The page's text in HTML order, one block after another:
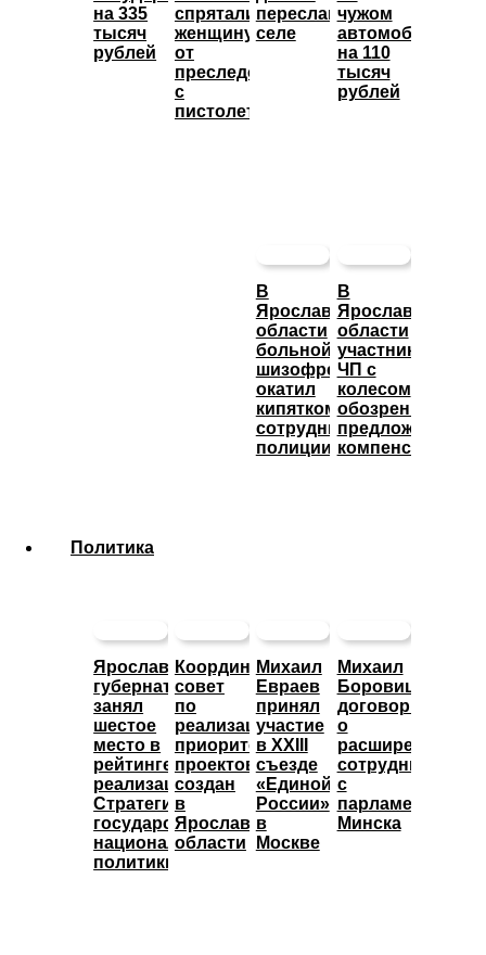
на 335
тысяч
рублей
спрятали
женщину
от
преследователя
с
пистолетом
переславском
селе
чужом
автомобиле
на 110
тысяч
рублей
В
Ярославской
области
больной
шизофренией
окатил
кипятком
сотрудника
полиции
В
Ярославской
области
участникам
ЧП с
колесом
обозрения
предложили
компенсацию
Политика
Ярославский
губернатор
занял
шестое
место в
рейтинге
реализации
Стратегии
государственной
национальной
политики
Координационный
совет
по
реализации
приоритетных
проектов
создан
в
Ярославской
области
Михаил
Евраев
принял
участие
в XXIII
съезде
«Единой
России»
в
Москве
Михаил
Боровицкий
договорился
о
расширении
сотрудничества
с
парламентом
Минска